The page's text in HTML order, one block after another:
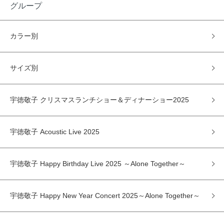
グループ
カラー別
サイズ別
宇徳敬子 クリスマスランチショー＆ディナーショー2025
宇徳敬子 Acoustic Live 2025
宇徳敬子 Happy Birthday Live 2025 ～Alone Together～
宇徳敬子 Happy New Year Concert 2025～Alone Together～